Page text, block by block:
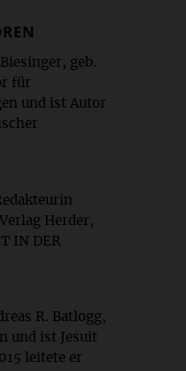
geb.
für
und ist Autor
Herder,
IN DER
R. Batlogg,
und ist Jesuit
leitete er